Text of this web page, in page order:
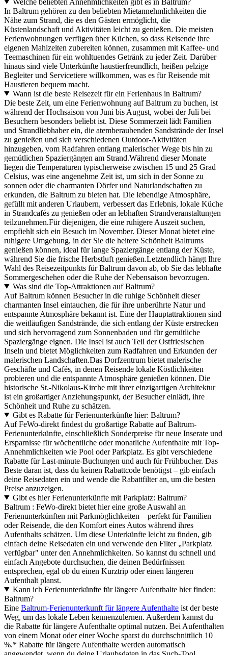
In Baltrum gehören zu den beliebten Mietannehmlichkeiten die
Nähe zum Strand, die es den Gästen ermöglicht, die
Küstenlandschaft und Aktivitäten leicht zu genießen. Die meisten
Ferienwohnungen verfügen über Küchen, so dass Reisende ihre
eigenen Mahlzeiten zubereiten können, zusammen mit Kaffee- und
Teemaschinen für ein wohltuendes Getränk zu jeder Zeit. Darüber
hinaus sind viele Unterkünfte haustierfreundlich, heißen pelzige
Begleiter und Servicetiere willkommen, was es für Reisende mit
Haustieren bequem macht.
Wann ist die beste Reisezeit für ein Ferienhaus in Baltrum?
Die beste Zeit, um eine Ferienwohnung auf Baltrum zu buchen, ist
während der Hochsaison von Juni bis August, wobei der Juli bei
Besuchern besonders beliebt ist. Diese Sommerzeit lädt Familien
und Strandliebhaber ein, die atemberaubenden Sandstrände der Insel
zu genießen und sich verschiedenen Outdoor-Aktivitäten
hinzugeben, vom Radfahren entlang malerischer Wege bis hin zu
gemütlichen Spaziergängen am Strand.Während dieser Monate
liegen die Temperaturen typischerweise zwischen 15 und 25 Grad
Celsius, was eine angenehme Zeit ist, um sich in der Sonne zu
sonnen oder die charmanten Dörfer und Naturlandschaften zu
erkunden, die Baltrum zu bieten hat. Die lebendige Atmosphäre,
gefüllt mit anderen Urlaubern, verbessert das Erlebnis, lokale Küche
in Strandcafés zu genießen oder an lebhaften Strandveranstaltungen
teilzunehmen.Für diejenigen, die eine ruhigere Auszeit suchen,
empfiehlt sich ein Besuch im November. Dieser Monat bietet eine
ruhigere Umgebung, in der Sie die heitere Schönheit Baltrums
genießen können, ideal für lange Spaziergänge entlang der Küste,
während Sie die frische Herbstluft genießen.Letztendlich hängt Ihre
Wahl des Reisezeitpunkts für Baltrum davon ab, ob Sie das lebhafte
Sommergeschehen oder die Ruhe der Nebensaison bevorzugen.
Was sind die Top-Attraktionen auf Baltrum?
Auf Baltrum können Besucher in die ruhige Schönheit dieser
charmanten Insel eintauchen, die für ihre unberührte Natur und
entspannte Atmosphäre bekannt ist. Eine der Hauptattraktionen sind
die weitläufigen Sandstrände, die sich entlang der Küste erstrecken
und sich hervorragend zum Sonnenbaden und für gemütliche
Spaziergänge eignen. Die Insel ist auch Teil der Ostfriesischen
Inseln und bietet Möglichkeiten zum Radfahren und Erkunden der
malerischen Landschaften.Das Dorfzentrum bietet malerische
Geschäfte und Cafés, in denen Reisende lokale Köstlichkeiten
probieren und die entspannte Atmosphäre genießen können. Die
historische St.-Nikolaus-Kirche mit ihrer einzigartigen Architektur
ist ein großartiger Anziehungspunkt, der Besucher einlädt, ihre
Schönheit und Ruhe zu schätzen.
Gibt es Rabatte für Ferienunterkünfte hier: Baltrum?
Auf FeWo-direkt findest du großartige Rabatte auf Baltrum-
Ferienunterkünfte, einschließlich Sonderpreise für neue Inserate und
Ersparnisse für wöchentliche oder monatliche Aufenthalte mit Top-
Annehmlichkeiten wie Pool oder Parkplatz. Es gibt verschiedene
Rabatte für Last-minute-Buchungen und auch für Frühbucher. Das
Beste daran ist, dass du keinen Rabattcode benötigst – gib einfach
deine Reisedaten ein und wende die Rabattfilter an, um die besten
Preise anzuzeigen.
Gibt es hier Ferienunterkünfte mit Parkplatz: Baltrum?
Baltrum : FeWo-direkt bietet hier eine große Auswahl an
Ferienunterkünften mit Parkmöglichkeiten – perfekt für Familien
oder Reisende, die den Komfort eines Autos während ihres
Aufenthalts schätzen. Um diese Unterkünfte leicht zu finden, gib
einfach deine Reisedaten ein und verwende den Filter „Parkplatz
verfügbar" unter den Annehmlichkeiten. So kannst du schnell und
einfach Angebote durchsuchen, die deinen Bedürfnissen
entsprechen, egal ob du einen Kurztrip oder einen längeren
Aufenthalt planst.
Kann ich Ferienunterkünfte für längere Aufenthalte hier finden:
Baltrum?
Eine Baltrum-Ferienunterkunft für längere Aufenthalte ist der beste
Weg, um das lokale Leben kennenzulernen. Außerdem kannst du
die Rabatte für längere Aufenthalte optimal nutzen. Bei Aufenthalten
von einem Monat oder einer Woche sparst du durchschnittlich 10
%.* Rabatte für längere Aufenthalte werden automatisch